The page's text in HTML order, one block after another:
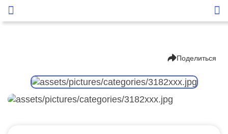
Поделиться